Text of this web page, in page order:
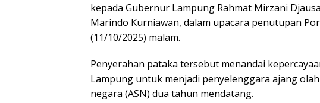
kepada Gubernur Lampung Rahmat Mirzani
Marindo Kurniawan, dalam upacara penutupan
(11/10/2025) malam.
Penyerahan pataka tersebut menandai
Lampung untuk menjadi penyelenggara ajang
negara (ASN) dua tahun mendatang.